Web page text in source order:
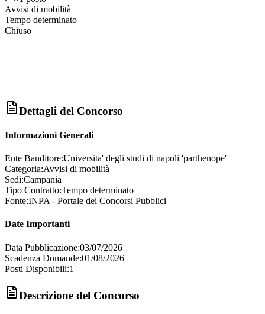
Avvisi di mobilità
Tempo determinato
Chiuso
Dettagli del Concorso
Informazioni Generali
Ente Banditore:Universita' degli studi di napoli 'parthenope'
Categoria:Avvisi di mobilità
Sedi:Campania
Tipo Contratto:Tempo determinato
Fonte:INPA - Portale dei Concorsi Pubblici
Date Importanti
Data Pubblicazione:03/07/2026
Scadenza Domande:01/08/2026
Posti Disponibili:1
Descrizione del Concorso